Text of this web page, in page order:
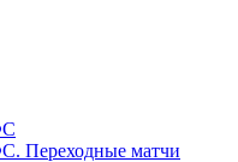
Переходные матчи